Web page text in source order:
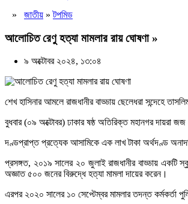
» জাতীয় »টপমিড
আলোচিত রেণু হত্যা মামলার রায় ঘোষণা »
৯ অক্টোবর ২০২৪, ১৩:০৪
শেখ হাসিনার আমলে রাজধানীর বাড্ডায় ছেলেধরা সন্দেহে
বুধবার (০৯ অক্টোবর) ঢাকার ষষ্ঠ অতিরিক্ত মহানগর দায়রা
দণ্ডপ্রাপ্ত প্রত্যেক আসামিকে এক লাখ টাকা অর্থদণ্ড
প্রসঙ্গত, ২০১৯ সালের ২০ জুলাই রাজধানীর বাড্ডায় একটি
অজ্ঞাত ৫০০ জনের বিরুদ্ধে হত্যা মামলা দায়ের করেন।
এরপর ২০২০ সালের ১০ সেপ্টেম্বর মামলার তদন্ত কর্মকর্তা